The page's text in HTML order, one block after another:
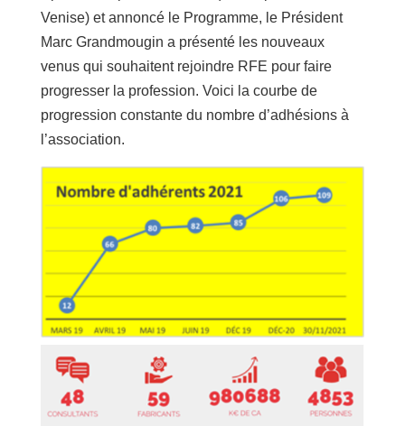
Venise) et annoncé le Programme, le Président
Marc Grandmougin a présenté les nouveaux
venus qui souhaitent rejoindre RFE pour faire
progresser la profession. Voici la courbe de
progression constante du nombre d’adhésions à
l’association.